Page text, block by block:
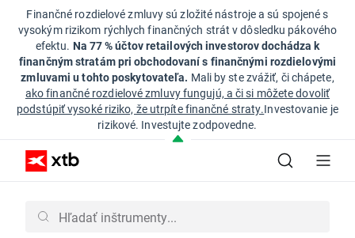
Finančné rozdielové zmluvy sú zložité nástroje a sú spojené s
vysokým rizikom rýchlych finančných strát v dôsledku pákového
efektu. Na 77 % účtov retailových investorov dochádza k
finančným stratám pri obchodovaní s finančnými rozdielovými
zmluvami u tohto poskytovateľa. Mali by ste zvážiť, či chápete,
ako finančné rozdielové zmluvy fungujú, a či si môžete dovoliť
podstúpiť vysoké riziko, že utrpíte finančné straty.Investovanie je
rizikové. Investujte zodpovedne.